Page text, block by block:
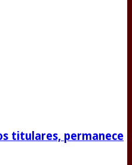
titulares, permanece